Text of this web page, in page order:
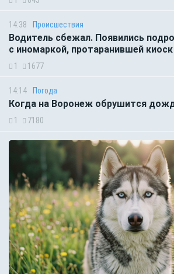
14:38 Происшествия
Водитель сбежал. Появились
с иномаркой, протаранившей киоск
1 1677
14:14 Погода
Когда на Воронеж обрушится
1 7180